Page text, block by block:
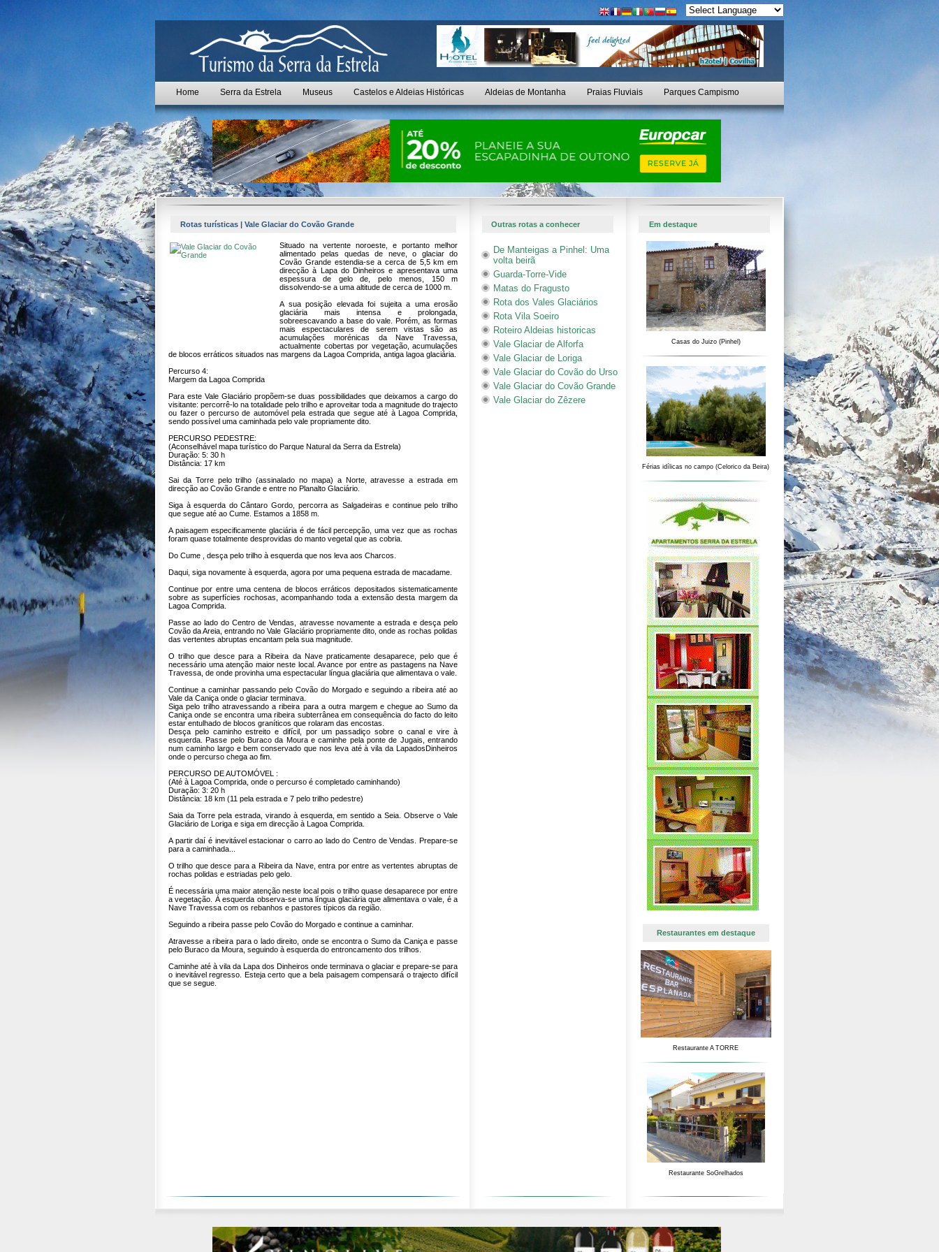
Home Serra da Estrela Museus Castelos e Aldeias Históricas Aldeias de Montanha Praias Fluviais Parques Campismo
Rotas turísticas | Vale Glaciar do Covão Grande Outras rotas a conhecer Em destaque
Situado na vertente noroeste, e portanto melhor
alimentado pelas quedas de neve, o glaciar do
Covão Grande estendia-se a cerca de 5,5 km em
direcção à Lapa do Dinheiros e apresentava uma
espessura de gelo de, pelo menos, 150 m
dissolvendo-se a uma altitude de cerca de 1000 m.
A sua posição elevada foi sujeita a uma erosão
glaciária mais intensa e prolongada,
sobreescavando a base do vale. Porém, as formas
mais espectaculares de serem vistas são as
acumulações morénicas da Nave Travessa,
actualmente cobertas por vegetação, acumulações
de blocos erráticos situados nas margens da Lagoa Comprida, antiga lagoa glaciária.
Percurso 4:
Margem da Lagoa Comprida
Para este Vale Glaciário propõem-se duas possibilidades que deixamos a cargo do
visitante: percorrê-lo na totalidade pelo trilho e aproveitar toda a magnitude do trajecto
ou fazer o percurso de automóvel pela estrada que segue até à Lagoa Comprida,
sendo possível uma caminhada pelo vale propriamente dito.
PERCURSO PEDESTRE:
(Aconselhável mapa turístico do Parque Natural da Serra da Estrela)
Duração: 5: 30 h
Distância: 17 km
Sai da Torre pelo trilho (assinalado no mapa) a Norte, atravesse a estrada em
direcção ao Covão Grande e entre no Planalto Glaciário.
Siga à esquerda do Cântaro Gordo, percorra as Salgadeiras e continue pelo trilho
que segue até ao Cume. Estamos a 1858 m.
A paisagem especificamente glaciária é de fácil percepção, uma vez que as rochas
foram quase totalmente desprovidas do manto vegetal que as cobria.
Do Cume , desça pelo trilho à esquerda que nos leva aos Charcos.
Daqui, siga novamente à esquerda, agora por uma pequena estrada de macadame.
Continue por entre uma centena de blocos erráticos depositados sistematicamente
sobre as superfícies rochosas, acompanhando toda a extensão desta margem da
Lagoa Comprida.
Passe ao lado do Centro de Vendas, atravesse novamente a estrada e desça pelo
Covão da Areia, entrando no Vale Glaciário propriamente dito, onde as rochas polidas
das vertentes abruptas encantam pela sua magnitude.
O trilho que desce para a Ribeira da Nave praticamente desaparece, pelo que é
necessário uma atenção maior neste local. Avance por entre as pastagens na Nave
Travessa, de onde provinha uma espectacular língua glaciária que alimentava o vale.
Continue a caminhar passando pelo Covão do Morgado e seguindo a ribeira até ao
Vale da Caniça onde o glaciar terminava.
Siga pelo trilho atravessando a ribeira para a outra margem e chegue ao Sumo da
Caniça onde se encontra uma ribeira subterrânea em consequência do facto do leito
estar entulhado de blocos graníticos que rolaram das encostas.
Desça pelo caminho estreito e difícil, por um passadiço sobre o canal e vire à
esquerda. Passe pelo Buraco da Moura e caminhe pela ponte de Jugais, entrando
num caminho largo e bem conservado que nos leva até à vila da LapadosDinheiros
onde o percurso chega ao fim.
PERCURSO DE AUTOMÓVEL :
(Até à Lagoa Comprida, onde o percurso é completado caminhando)
Duração: 3: 20 h
Distância: 18 km (11 pela estrada e 7 pelo trilho pedestre)
Saia da Torre pela estrada, virando à esquerda, em sentido a Seia. Observe o Vale
Glaciário de Loriga e siga em direcção à Lagoa Comprida.
A partir daí é inevitável estacionar o carro ao lado do Centro de Vendas. Prepare-se
para a caminhada...
O trilho que desce para a Ribeira da Nave, entra por entre as vertentes abruptas de
rochas polidas e estriadas pelo gelo.
É necessária uma maior atenção neste local pois o trilho quase desaparece por entre
a vegetação. Á esquerda observa-se uma língua glaciária que alimentava o vale, é a
Nave Travessa com os rebanhos e pastores típicos da região.
Seguindo a ribeira passe pelo Covão do Morgado e continue a caminhar.
Atravesse a ribeira para o lado direito, onde se encontra o Sumo da Caniça e passe
pelo Buraco da Moura, seguindo à esquerda do entroncamento dos trilhos.
Caminhe até à vila da Lapa dos Dinheiros onde terminava o glaciar e prepare-se para
o inevitável regresso. Esteja certo que a bela paisagem compensará o trajecto difícil
que se segue.
De Manteigas a Pinhel: Uma
volta beirã
Guarda-Torre-Vide
Matas do Fragusto
Rota dos Vales Glaciários
Rota Vila Soeiro
Roteiro Aldeias historicas
Vale Glaciar de Alforfa
Vale Glaciar de Loriga
Vale Glaciar do Covão do Urso
Vale Glaciar do Covão Grande
Vale Glaciar do Zêzere
Casas do Juizo (Pinhel)
Férias idílicas no campo (Celorico da Beira)
Restaurantes em destaque
Restaurante A TORRE
Restaurante SoGrelhados